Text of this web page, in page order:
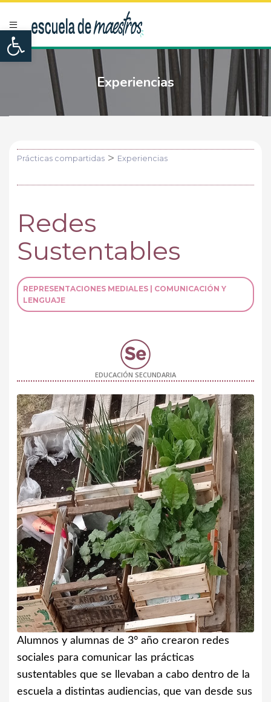
Open toolbar
Experiencias
Prácticas compartidas> Experiencias
Redes
Sustentables
REPRESENTACIONES MEDIALES | COMUNICACIÓN Y
LENGUAJE
EDUCACIÓN SECUNDARIA
Alumnos y alumnas de 3° año crearon redes
sociales para comunicar las prácticas
sustentables que se llevaban a cabo dentro de la
escuela a distintas audiencias, que van desde sus